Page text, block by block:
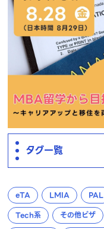
タグ一覧
eTA LMIA PAL
Tech系
その他ビザ